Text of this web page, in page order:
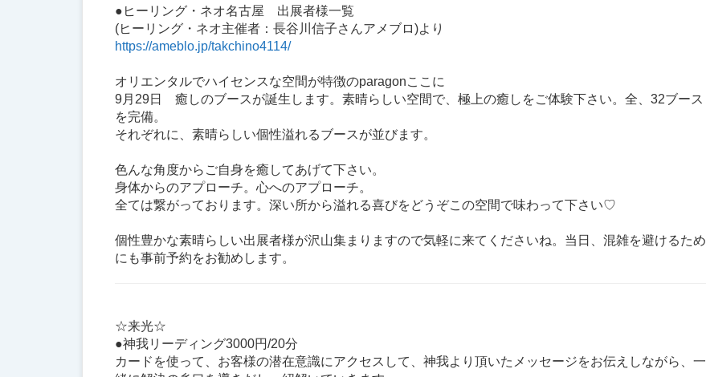
●ヒーリング・ネオ名古屋 出展者様一覧
(ヒーリング・ネオ主催者：長谷川信子さんアメブロ)より
https://ameblo.jp/takchino4114/
オリエンタルでハイセンスな空間が特徴のparagonここに
9月29日 癒しのブースが誕生します。素晴らしい空間で、極上の癒しをご体験下さい。全、32ブース
を完備。
それぞれに、素晴らしい個性溢れるブースが並びます。
色んな角度からご自身を癒してあげて下さい。
身体からのアプローチ。心へのアプローチ。
全ては繋がっております。深い所から溢れる喜びをどうぞこの空間で味わって下さい♡
個性豊かな素晴らしい出展者様が沢山集まりますので気軽に来てくださいね。当日、混雑を避けるため
にも事前予約をお勧めします。
☆来光☆
●神我リーディング3000円/20分
カードを使って、お客様の潜在意識にアクセスして、神我より頂いたメッセージをお伝えしながら、一